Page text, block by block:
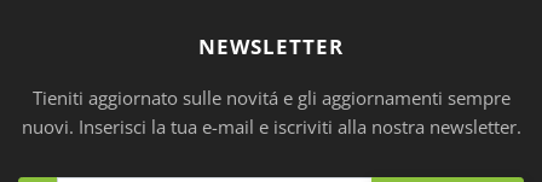
NEWSLETTER
Tieniti aggiornato sulle novitá e gli aggiornamenti sempre
nuovi. Inserisci la tua e-mail e iscriviti alla nostra newsletter.